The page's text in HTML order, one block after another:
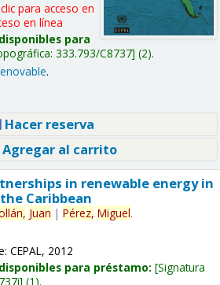
para acceso en
en línea
para
333.793/C8737 (2).
.
Hacer reserva
Agregar al carrito
in renewable energy in
Caribbean
Juan | Pérez, Miguel.
CEPAL, 2012
para préstamo: Signatura
(1).